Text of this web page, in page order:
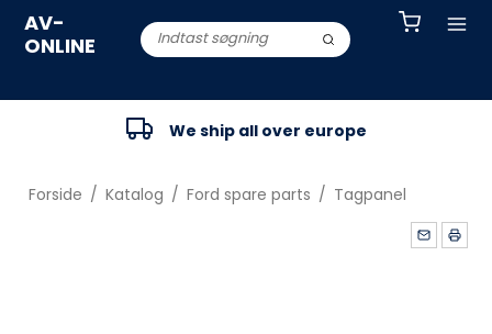
AV-
ONLINE
We ship all over europe
Forside / Katalog / Ford spare parts / Tagpanel